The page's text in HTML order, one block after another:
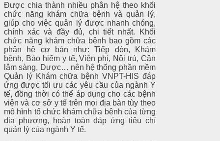
Được chia thành nhiều phân hệ theo khối
chức năng khám chữa bệnh và quản lý,
giúp cho việc quản lý được nhanh chóng,
chính xác và đầy đủ, chi tiết nhất. Khối
chức năng khám chữa bệnh bao gồm các
phân hệ cơ bản như: Tiếp đón, Khám
bệnh, Bảo hiểm y tế, Viện phí, Nội trú, Cận
lâm sàng, Dược… nên hệ thống phần mềm
Quản lý Khám chữa bệnh VNPT-HIS đáp
ứng được tối ưu các yêu cầu của ngành Y
tế, đồng thời có thể áp dụng cho các bệnh
viện và cơ sở y tế trên mọi địa bàn tùy theo
mô hình tổ chức khám chữa bệnh của từng
địa phương, hoàn toàn đáp ứng tiêu chí
quản lý của ngành Y tế.